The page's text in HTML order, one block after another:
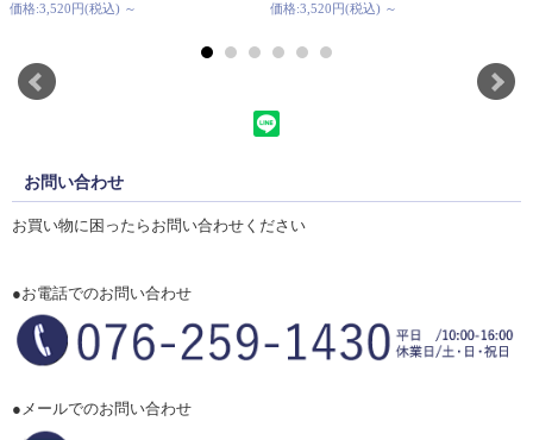
価格:3,520円(税込) ～ 価格:3,520円(税込) ～
お問い合わせ
お買い物に困ったらお問い合わせください
●お電話でのお問い合わせ
●メールでのお問い合わせ